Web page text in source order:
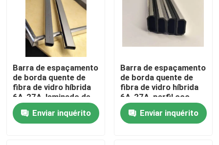
Casa
Produtos
Barra de espaçamento
de borda quente de
fibra de vidro híbrida
6A-27A, laminado de
metal oco para IGU de
vidro duploEnviar inquérito
Barra de espaçamento
de borda quente de
fibra de vidro híbrida
6A-27A, perfil oco
laminado metálico
para unidades de vidro
isolantes IGU
Enviar inquérito